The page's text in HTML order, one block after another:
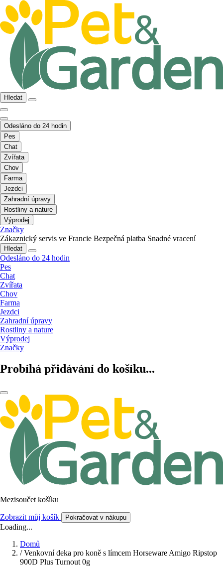
Hledat
Odesláno do 24 hodin
Pes
Chat
Zvířata
Chov
Farma
Jezdci
Zahradní úpravy
Rostliny a nature
Výprodej
Značky
Zákaznický servis ve Francie Bezpečná platba Snadné vracení
Hledat
Odesláno do 24 hodin
Pes
Chat
Zvířata
Chov
Farma
Jezdci
Zahradní úpravy
Rostliny a nature
Výprodej
Značky
Probíhá přidávání do košíku...
Mezisoučet košíku
Zobrazit můj košík Pokračovat v nákupu
Loading...
Domů
/ Venkovní deka pro koně s límcem Horseware Amigo Ripstop
900D Plus Turnout 0g